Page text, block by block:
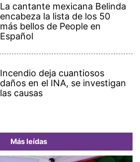
La cantante mexicana Belinda
encabeza la lista de los 50
más bellos de People en
Español
Incendio deja cuantiosos
daños en el INA, se investigan
las causas
Más leídas